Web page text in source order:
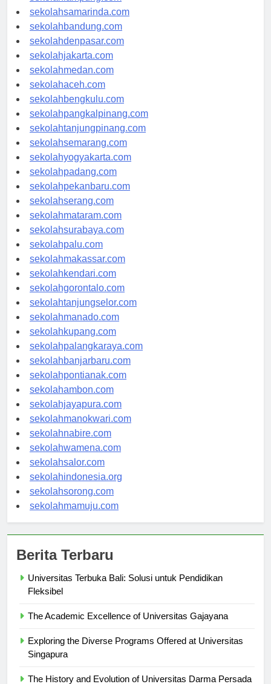
sekolahlampung.com
sekolahsamarinda.com
sekolahbandung.com
sekolahdenpasar.com
sekolahjakarta.com
sekolahmedan.com
sekolahaceh.com
sekolahbengkulu.com
sekolahpangkalpinang.com
sekolahtanjungpinang.com
sekolahsemarang.com
sekolahyogyakarta.com
sekolahpadang.com
sekolahpekanbaru.com
sekolahserang.com
sekolahmataram.com
sekolahsurabaya.com
sekolahpalu.com
sekolahmakassar.com
sekolahkendari.com
sekolahgorontalo.com
sekolahtanjungselor.com
sekolahmanado.com
sekolahkupang.com
sekolahpalangkaraya.com
sekolahbanjarbaru.com
sekolahpontianak.com
sekolahambon.com
sekolahjayapura.com
sekolahmanokwari.com
sekolahnabire.com
sekolahwamena.com
sekolahsalor.com
sekolahindonesia.org
sekolahsorong.com
Universitas Terbuka Bali: Solusi untuk Pendidikan
Exploring the Diverse Programs Offered at Universitas